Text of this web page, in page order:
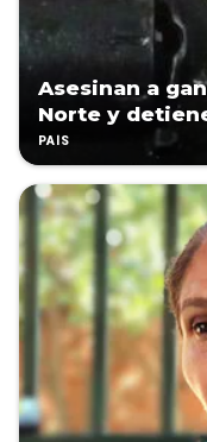
Asesinan a
Norte y
PAÍS